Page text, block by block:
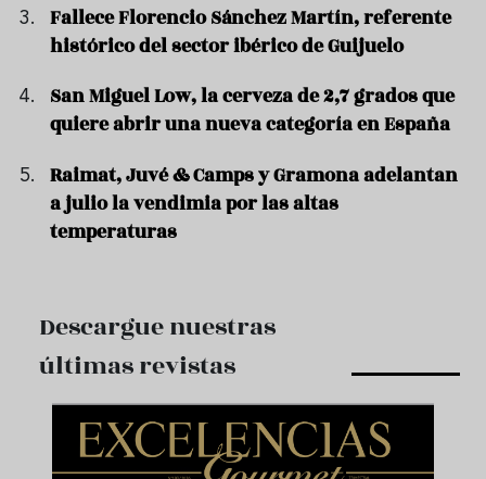
Fallece Florencio Sánchez Martín, referente
histórico del sector ibérico de Guijuelo
San Miguel Low, la cerveza de 2,7 grados que
quiere abrir una nueva categoría en España
Raimat, Juvé & Camps y Gramona adelantan
a julio la vendimia por las altas
temperaturas
Descargue nuestras
últimas revistas